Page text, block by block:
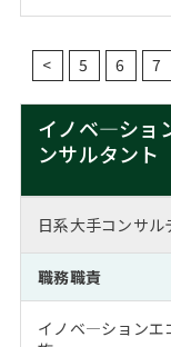
< 5 6 7
イノベ―ショ
ンサルタント
日系大手コンサル
職務職責
イノベ―ションエ